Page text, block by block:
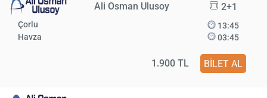
Ali Osman Ulusoy 2+1
Çorlu
Havza
13:45
03:45
1.900 TL BİLET AL